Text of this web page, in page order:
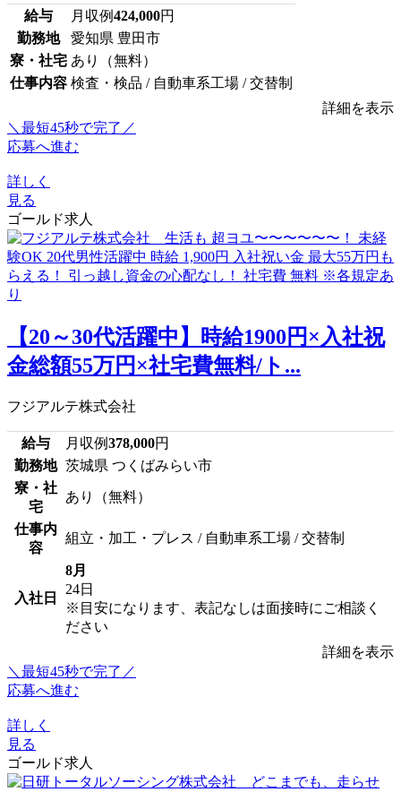
給与 月収例424,000円
勤務地
愛知県 豊田市
寮・社宅 あり（無料）
仕事内容 検査・検品 / 自動車系工場 / 交替制
詳細を表示
＼最短45秒で完了／
応募へ進む
詳しく
見る
ゴールド求人
【20～30代活躍中】時給1900円×入社祝
金総額55万円×社宅費無料/ト...
フジアルテ株式会社
給与 月収例378,000円
勤務地 茨城県 つくばみらい市
寮・社
宅
あり（無料）
仕事内
容
組立・加工・プレス / 自動車系工場 / 交替制
入社日
8月
24日
※目安になります、表記なしは面接時にご相談く
ださい
詳細を表示
＼最短45秒で完了／
応募へ進む
詳しく
見る
ゴールド求人